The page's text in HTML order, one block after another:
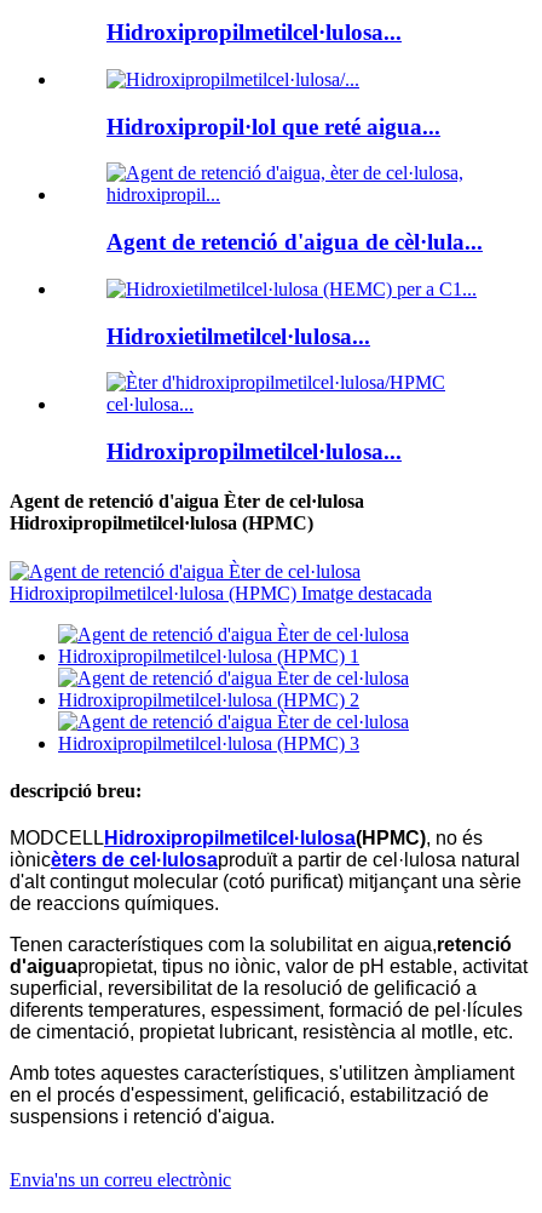
Hidroxipropilmetilcel·lulosa...
Hidroxipropil·lol que reté aigua...
Agent de retenció d'aigua de cèl·lula...
Hidroxietilmetilcel·lulosa...
Hidroxipropilmetilcel·lulosa...
Agent de retenció d'aigua Èter de cel·lulosa
Hidroxipropilmetilcel·lulosa (HPMC)
descripció breu:
MODCELL Hidroxipropilmetilcel·lulosa(HPMC), no és
iònicèters de cel·lulosaproduït a partir de cel·lulosa natural
d'alt contingut molecular (cotó purificat) mitjançant una sèrie
de reaccions químiques.
Tenen característiques com la solubilitat en aigua,retenció
d'aiguapropietat, tipus no iònic, valor de pH estable, activitat
superficial, reversibilitat de la resolució de gelificació a
diferents temperatures, espessiment, formació de pel·lícules
de cimentació, propietat lubricant, resistència al motlle, etc.
Amb totes aquestes característiques, s'utilitzen àmpliament
en el procés d'espessiment, gelificació, estabilització de
suspensions i retenció d'aigua.
Envia'ns un correu electrònic